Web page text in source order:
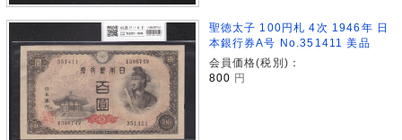
聖徳太子 100円札 4次 1946年 日
本銀行券A号 No.351411 美品
会員価格(税別)：
800 円